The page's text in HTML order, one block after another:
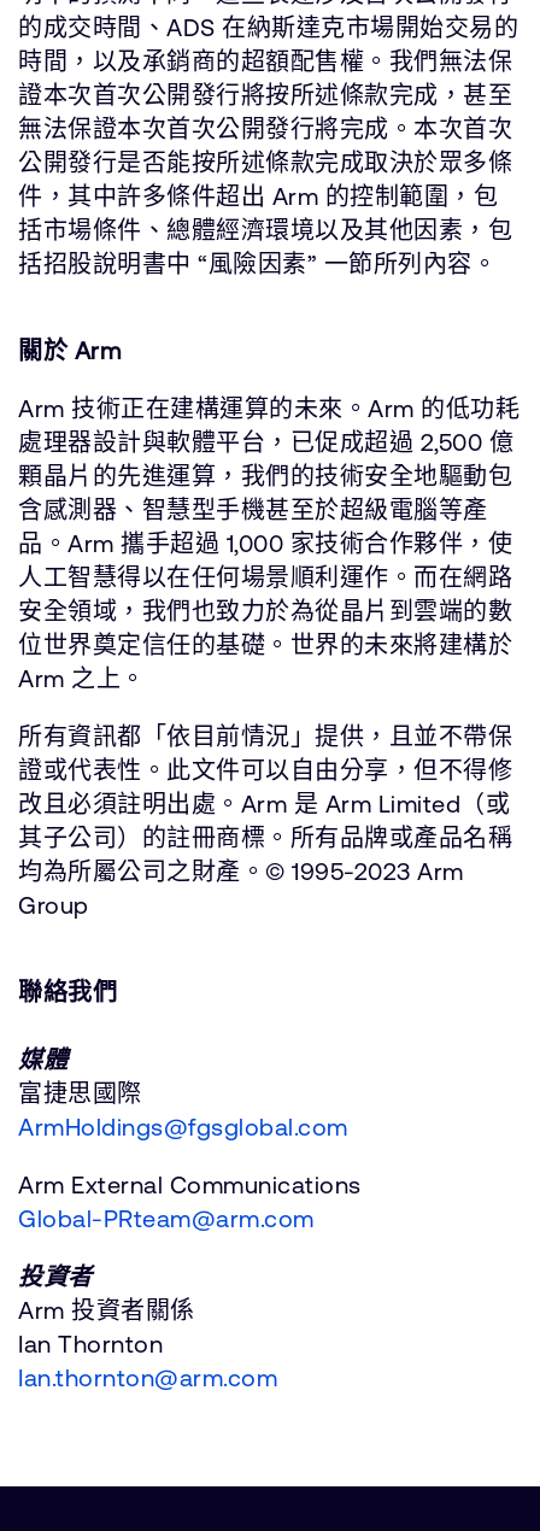
的成交時間、ADS 在納斯達克市場開始交易的
時間，以及承銷商的超額配售權。我們無法保
證本次首次公開發行將按所述條款完成，甚至
無法保證本次首次公開發行將完成。本次首次
公開發行是否能按所述條款完成取決於眾多條
件，其中許多條件超出 Arm 的控制範圍，包
括市場條件、總體經濟環境以及其他因素，包
括招股說明書中 “風險因素” 一節所列內容。
關於 Arm
Arm 技術正在建構運算的未來。Arm 的低功耗
處理器設計與軟體平台，已促成超過 2,500 億
顆晶片的先進運算，我們的技術安全地驅動包
含感測器、智慧型手機甚至於超級電腦等產
品。Arm 攜手超過 1,000 家技術合作夥伴，使
人工智慧得以在任何場景順利運作。而在網路
安全領域，我們也致力於為從晶片到雲端的數
位世界奠定信任的基礎。世界的未來將建構於
Arm 之上。
所有資訊都「依目前情況」提供，且並不帶保
證或代表性。此文件可以自由分享，但不得修
改且必須註明出處。Arm 是 Arm Limited（或
其子公司）的註冊商標。所有品牌或產品名稱
均為所屬公司之財產。© 1995-2023 Arm
Group
聯絡我們
媒體
富捷思國際
ArmHoldings@fgsglobal.com
Arm External Communications
Global-PRteam@arm.com
投資者
Arm 投資者關係
Ian Thornton
Ian.thornton@arm.com